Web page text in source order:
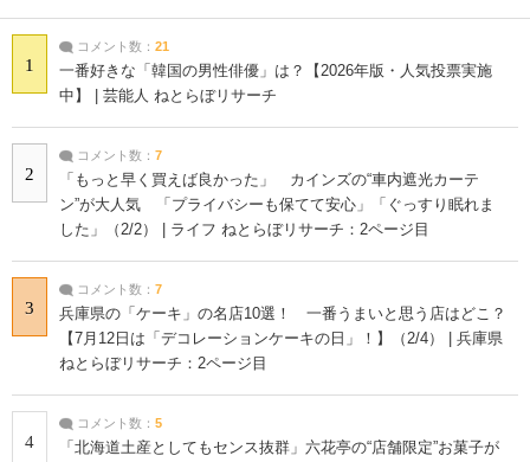
1
コメント数： 21
一番好きな「韓国の男性俳優」は？【2026年版・人気投票実施
中】 | 芸能人 ねとらぼリサーチ
2
コメント数： 7
「もっと早く買えば良かった」 カインズの“車内遮光カーテ
ン”が大人気 「プライバシーも保てて安心」「ぐっすり眠れま
した」（2/2） | ライフ ねとらぼリサーチ：2ページ目
3
コメント数： 7
兵庫県の「ケーキ」の名店10選！ 一番うまいと思う店はどこ？
【7月12日は「デコレーションケーキの日」！】（2/4） | 兵庫県
ねとらぼリサーチ：2ページ目
4
コメント数： 5
「北海道土産としてもセンス抜群」六花亭の“店舗限定”お菓子が